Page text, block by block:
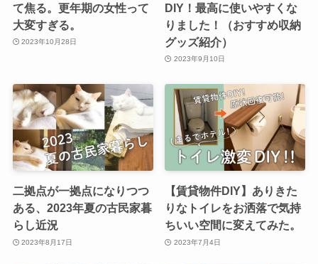
て焦る。更年期の女性って
大変すぎる。
2023年10月28日
DIY！最高に使いやすくな
りました！（おすすめ収納
グッズ紹介）
2023年9月10日
二拠点が一拠点になりつつ
ある、2023年夏の古民家暮
らし近況
2023年8月17日
【賃貸物件DIY】ありきた
りなトイレをお洒落で気持
ちいい空間に変えてみた。
2023年7月4日